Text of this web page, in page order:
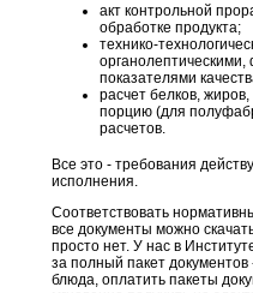
акт контрольной
обработке продукта;
технико-
показателями
расчет белков,
порцию (для
расчетов.
Все это - требования
исполнения.
Соответствовать
все документы можно
просто нет. У нас в
за полный пакет документов
блюда, оплатить пакеты